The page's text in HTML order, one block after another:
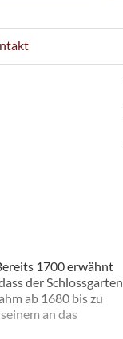
1700 erwähnt
der Schlossgarten
ab 1680 bis zu
an das